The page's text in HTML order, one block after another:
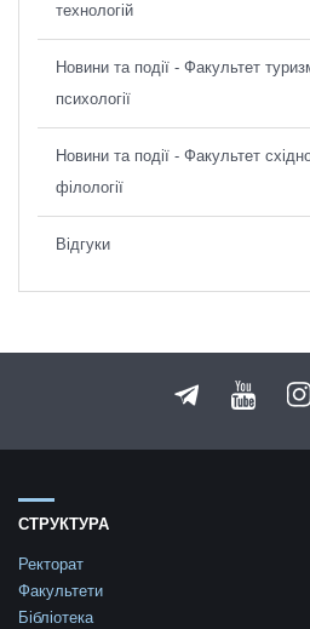
технологій
Новини та події - Факультет
психології
Новини та події - Факультет
філології
Відгуки
СТРУКТУРА
Ректорат
Факультети
Бібліотека